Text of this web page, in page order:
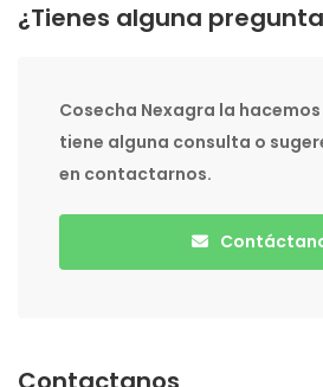
¿Tienes alguna
Cosecha Nexagra la
tiene alguna consulta o
en contactarnos.